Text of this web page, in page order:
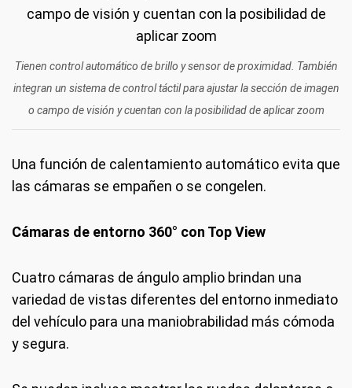
Tienen control automático de brillo y sensor de proximidad. También
integran un sistema de control táctil para ajustar la sección de imagen
o campo de visión y cuentan con la posibilidad de aplicar zoom
Una función de calentamiento automático evita que
las cámaras se empañen o se congelen.
Cámaras de entorno 360° con Top View
Cuatro cámaras de ángulo amplio brindan una
variedad de vistas diferentes del entorno inmediato
del vehículo para una maniobrabilidad más cómoda
y segura.